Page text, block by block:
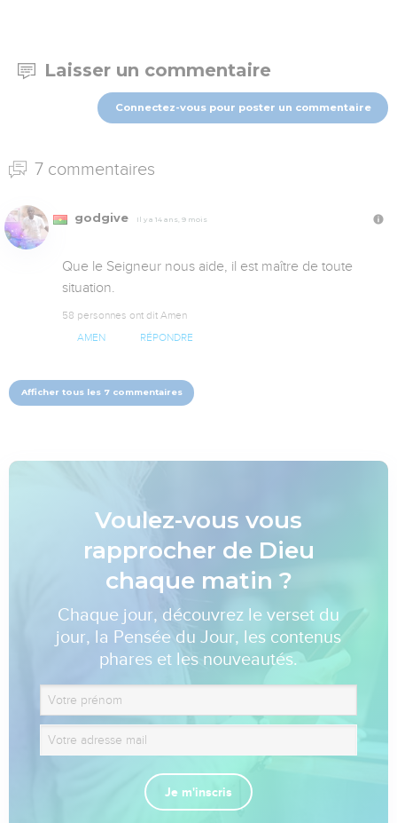
Laisser un commentaire
Connectez-vous pour poster un commentaire
7 commentaires
godgive Il y a 14 ans, 9 mois
Que le Seigneur nous aide, il est maître de toute
situation.
58 personnes ont dit Amen
AMEN RÉPONDRE
Afficher tous les 7 commentaires
Voulez-vous vous
rapprocher de Dieu
chaque matin ?
Chaque jour, découvrez le verset du
jour, la Pensée du Jour, les contenus
phares et les nouveautés.
Je m'inscris